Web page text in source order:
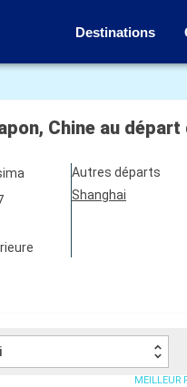
Destinations
Chine au départ
Autres départs
Shanghai
MEILLEUR